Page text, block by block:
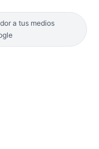
a tus medios